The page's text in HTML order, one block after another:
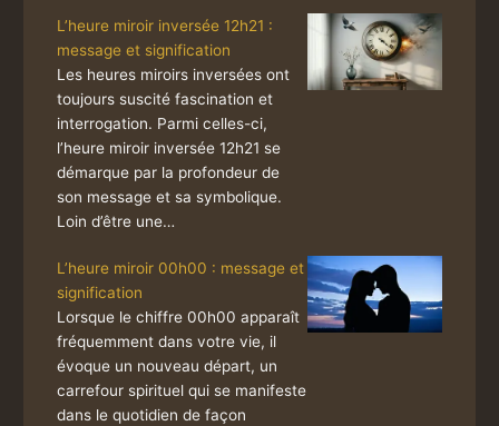
L’heure miroir inversée 12h21 :
message et signification
Les heures miroirs inversées ont
toujours suscité fascination et
interrogation. Parmi celles-ci,
l’heure miroir inversée 12h21 se
démarque par la profondeur de
son message et sa symbolique.
Loin d’être une…
L’heure miroir 00h00 : message et
signification
Lorsque le chiffre 00h00 apparaît
fréquemment dans votre vie, il
évoque un nouveau départ, un
carrefour spirituel qui se manifeste
dans le quotidien de façon